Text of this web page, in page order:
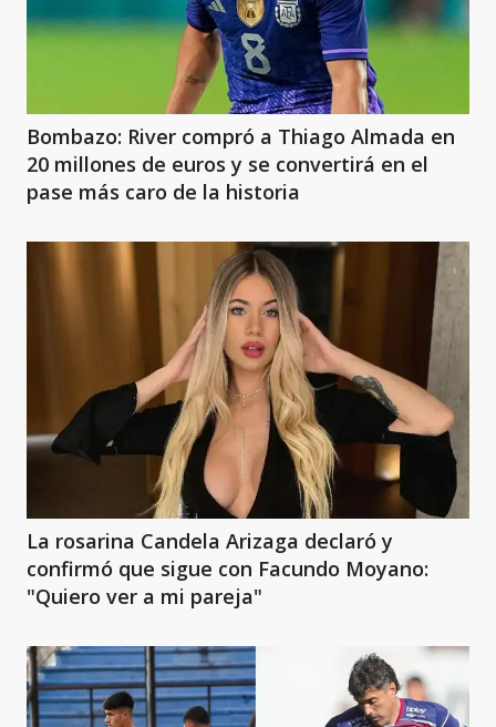
Bombazo: River compró a Thiago Almada en
20 millones de euros y se convertirá en el
pase más caro de la historia
La rosarina Candela Arizaga declaró y
confirmó que sigue con Facundo Moyano:
"Quiero ver a mi pareja"